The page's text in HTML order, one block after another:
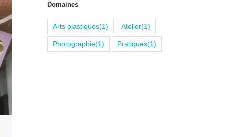
Domaines
Arts plastiques(1) Atelier(1)
Photographie(1) Pratiques(1)